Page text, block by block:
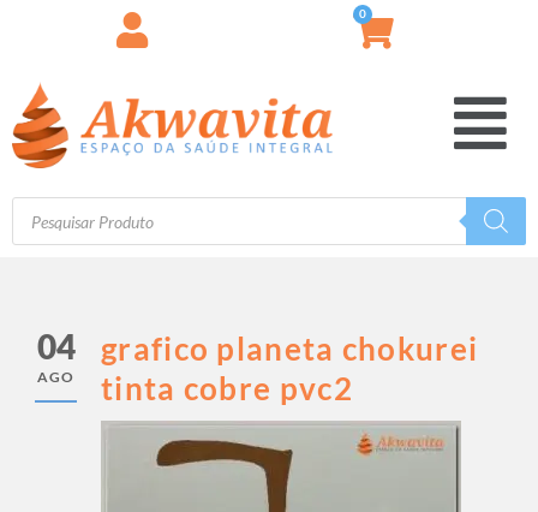
0
04
AGO
grafico planeta chokurei
tinta cobre pvc2